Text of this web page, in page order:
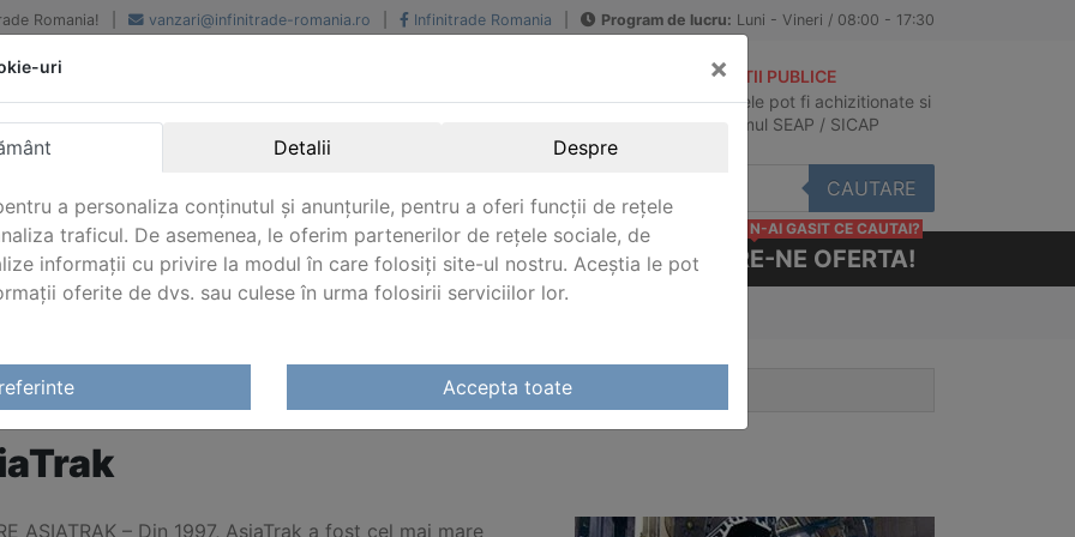
Romania! vanzari@infinitrade-romania.ro Infinitrade Romania Program de lucru: Luni - Vineri / 08:00 - 17:30
renume
National si international
Livrari din stoc intern sau
ACHIZITII PUBLICE
Produsele pot fi achizitionate si
in sistemul SEAP / SICAP
CAUTARE
CERE-NE OFERTA!
N-AI GASIT CE CAUTAI?
ASIATRAK – Din 1997, AsiaTrak a fost cel mai mare
uri ×
Detalii Despre
a personaliza conținutul și anunțurile, pentru a oferi funcții de rețele
traficul. De asemenea, le oferim partenerilor de rețele sociale, de
informații cu privire la modul în care folosiți site-ul nostru. Aceștia le pot
oferite de dvs. sau culese în urma folosirii serviciilor lor.
Accepta toate